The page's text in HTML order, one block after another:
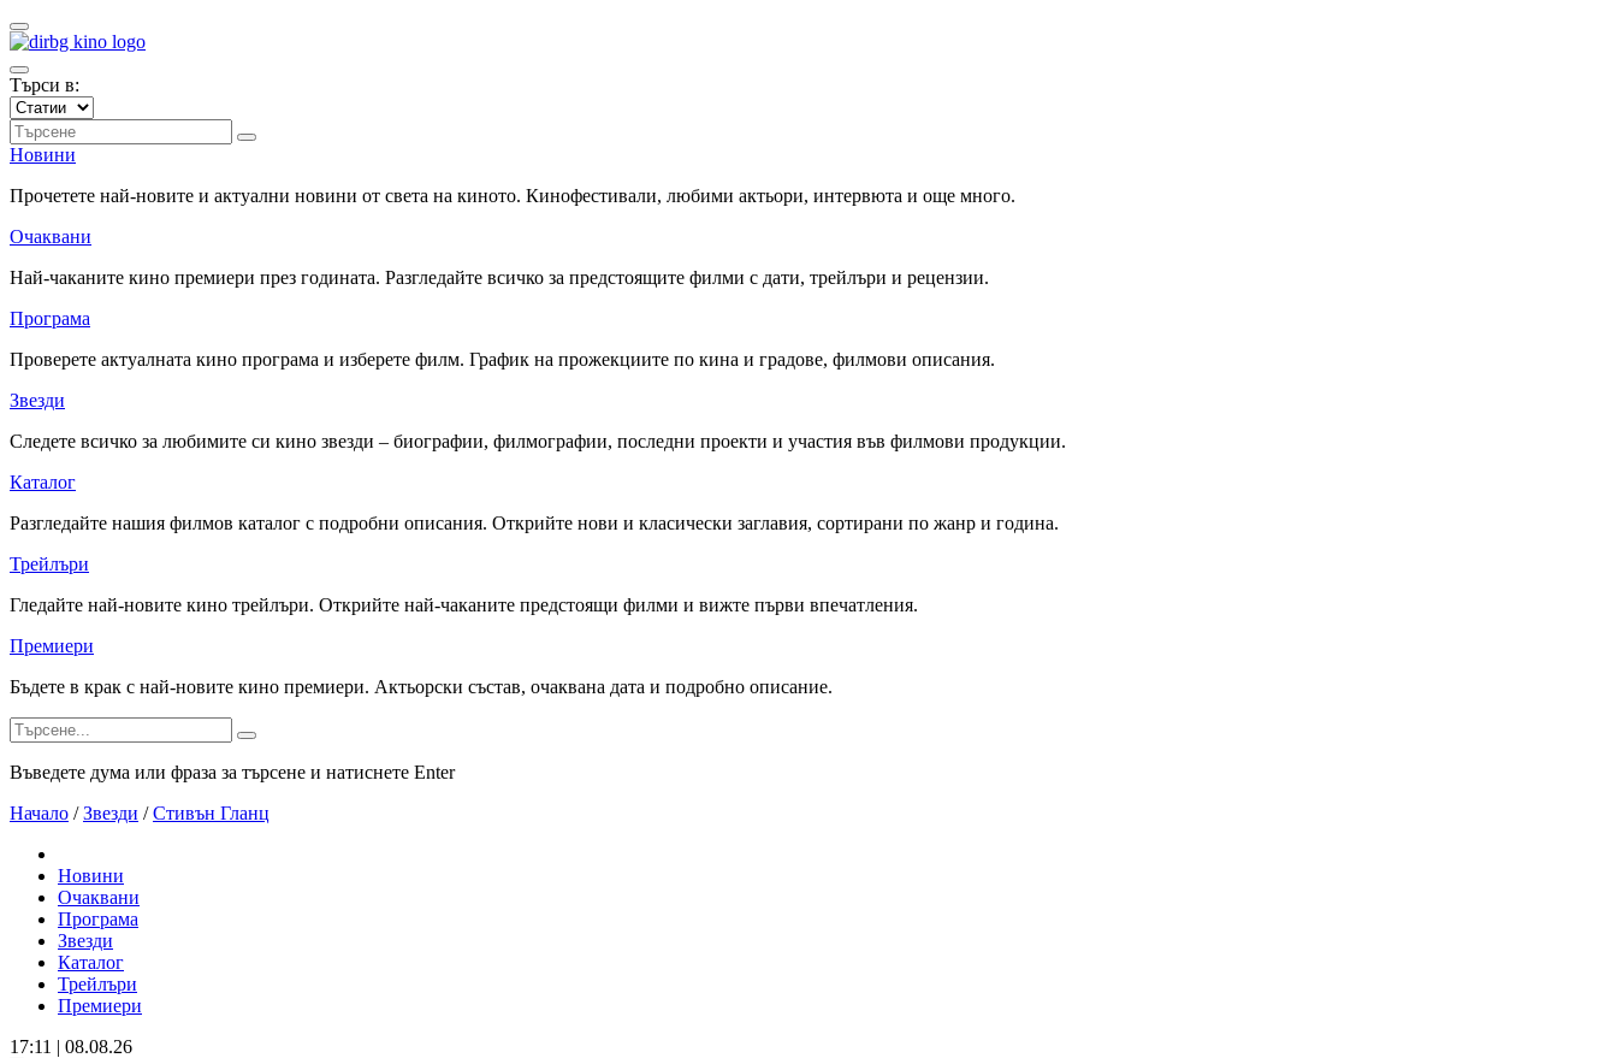
Търси в:
Новини
Прочетете най-новите и актуални новини от света на киното. Кинофестивали, любими актьори, интервюта и още много.
Очаквани
Най-чаканите кино премиери през годината. Разгледайте всичко за предстоящите филми с дати, трейлъри и рецензии.
Програма
Проверете актуалната кино програма и изберете филм. График на прожекциите по кина и градове, филмови описания.
Звезди
Следете всичко за любимите си кино звезди – биографии, филмографии, последни проекти и участия във филмови продукции.
Каталог
Разгледайте нашия филмов каталог с подробни описания. Открийте нови и класически заглавия, сортирани по жанр и година.
Трейлъри
Гледайте най-новите кино трейлъри. Открийте най-чаканите предстоящи филми и вижте първи впечатления.
Премиери
Бъдете в крак с най-новите кино премиери. Актьорски състав, очаквана дата и подробно описание.
Въведете дума или фраза за търсене и натиснете Enter
Начало / Звезди / Стивън Гланц
Новини
Очаквани
Програма
Звезди
Каталог
Трейлъри
Премиери
17:11 | 08.08.26